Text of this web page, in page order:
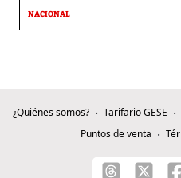
NACIONAL
¿Quiénes somos? Tarifario GESE
Puntos de venta